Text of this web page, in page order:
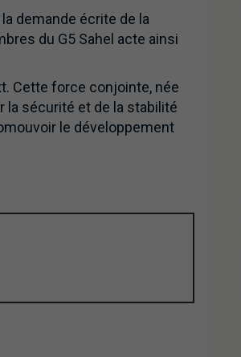
demande écrite de la
du G5 Sahel acte ainsi
Cette force conjointe, née
la sécurité et de la stabilité
le développement